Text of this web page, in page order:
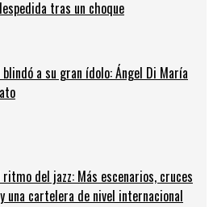
tras un choque
a su gran ídolo: Ángel Di María
del jazz: Más escenarios, cruces
una cartelera de nivel internacional